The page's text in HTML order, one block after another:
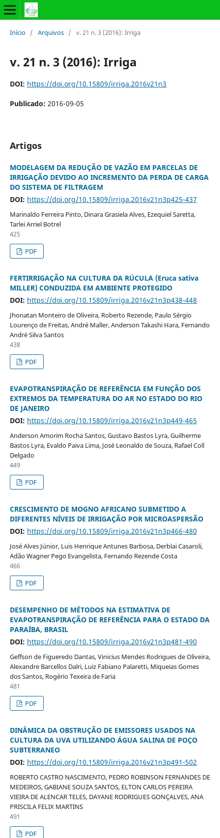
Início / Arquivos / v. 21 n. 3 (2016): Irriga
v. 21 n. 3 (2016): Irriga
DOI: https://doi.org/10.15809/irriga.2016v21n3
Publicado: 2016-09-05
Artigos
MODELAGEM DA REDUÇÃO DE VAZÃO EM PARCELAS DE
IRRIGAÇÃO DEVIDO AO INCREMENTO DA PERDA DE CARGA
DO SISTEMA DE FILTRAGEM
DOI: https://doi.org/10.15809/irriga.2016v21n3p425-437
Marinaldo Ferreira Pinto, Dinara Grasiela Alves, Ezequiel Saretta,
Tarlei Arriel Botrel
425
PDF
FERTIRRIGAÇÃO NA CULTURA DA RÚCULA (Eruca sativa
MILLER) CONDUZIDA EM AMBIENTE PROTEGIDO
DOI: https://doi.org/10.15809/irriga.2016v21n3p438-448
Jhonatan Monteiro de Oliveira, Roberto Rezende, Paulo Sérgio
Lourenço de Freitas, André Maller, Anderson Takashi Hara, Fernando
André Silva Santos
438
PDF
EVAPOTRANSPIRAÇÃO DE REFERÊNCIA EM FUNÇÃO DOS
EXTREMOS DA TEMPERATURA DO AR NO ESTADO DO RIO
DE JANEIRO
DOI: https://doi.org/10.15809/irriga.2016v21n3p449-465
Anderson Amorim Rocha Santos, Gustavo Bastos Lyra, Guilherme
Bastos Lyra, Evaldo Paiva Lima, José Leonaldo de Souza, Rafael Coll
Delgado
449
PDF
CRESCIMENTO DE MOGNO AFRICANO SUBMETIDO A
DIFERENTES NÍVEIS DE IRRIGAÇÃO POR MICROASPERSÃO
DOI: https://doi.org/10.15809/irriga.2016v21n3p466-480
José Alves Júnior, Luis Henrique Antunes Barbosa, Derblai Casaroli,
Adão Wagner Pego Evangelista, Fernando Rezende Costa
466
PDF
DESEMPENHO DE MÉTODOS NA ESTIMATIVA DE
EVAPOTRANSPIRAÇÃO DE REFERÊNCIA PARA O ESTADO DA
PARAÍBA, BRASIL
DOI: https://doi.org/10.15809/irriga.2016v21n3p481-490
Geffson de Figueredo Dantas, Vinicius Mendes Rodrigues de Oliveira,
Alexandre Barcellos Dalri, Luiz Fabiano Palaretti, Miqueias Gomes
dos Santos, Rogério Texeira de Faria
481
PDF
DINÂMICA DA OBSTRUÇÃO DE EMISSORES USADOS NA
CULTURA DA UVA UTILIZANDO ÁGUA SALINA DE POÇO
SUBTERRANEO
DOI: https://doi.org/10.15809/irriga.2016v21n3p491-502
ROBERTO CASTRO NASCIMENTO, PEDRO ROBINSON FERNANDES DE
MEDEIROS, GABIANE SOUZA SANTOS, ELTON CARLOS PEREIRA
VIEIRA DE ALENCAR TELES, DAYANE RODRIGUES GONÇALVES, ANA
PRISCILA FELIX MARTINS
491
PDF